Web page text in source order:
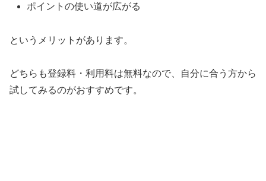
ポイントの使い道が広がる
というメリットがあります。
どちらも登録料・利用料は無料なので、自分に合う方から
試してみるのがおすすめです。